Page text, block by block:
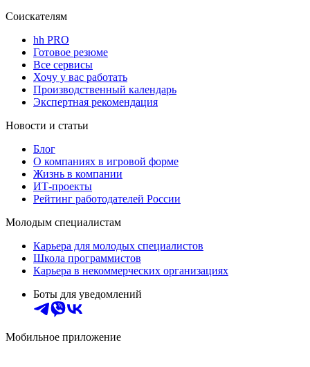
Соискателям
hh PRO
Готовое резюме
Все сервисы
Хочу у вас работать
Производственный календарь
Экспертная рекомендация
Новости и статьи
Блог
О компаниях в игровой форме
Жизнь в компании
ИТ-проекты
Рейтинг работодателей России
Молодым специалистам
Карьера для молодых специалистов
Школа программистов
Карьера в некоммерческих организациях
Боты для уведомлений
Мобильное приложение